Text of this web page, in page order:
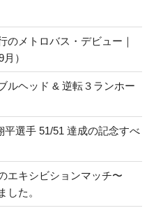
のメトロバス・デビュー｜
）
ルヘッド & 逆転３ランホー
平選手 51/51 達成の記念すべ
エキシビションマッチ〜
した。